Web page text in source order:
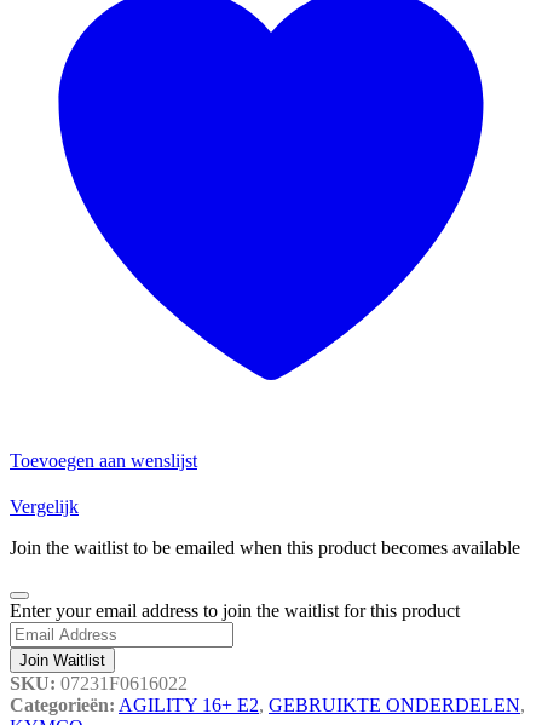
Toevoegen aan wenslijst
Vergelijk
Join the waitlist to be emailed when this product becomes available
Dismiss
notification
Enter your email address to join the waitlist for this product
Join Waitlist
SKU: 07231F0616022
Categorieën: AGILITY 16+ E2, GEBRUIKTE ONDERDELEN,